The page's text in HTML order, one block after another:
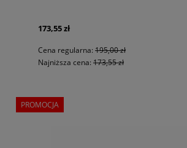
173,55 zł
Cena regularna: 195,00 zł
Najniższa cena: 173,55 zł
PROMOCJA